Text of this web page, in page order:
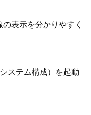
表示を分かりやすく
ステム構成）を起動